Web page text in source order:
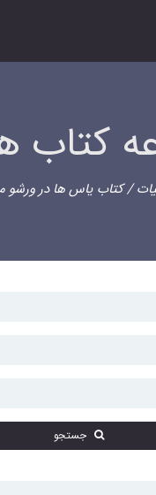
کتاب
/ کتاب یاس ها در ورشو
جستجو